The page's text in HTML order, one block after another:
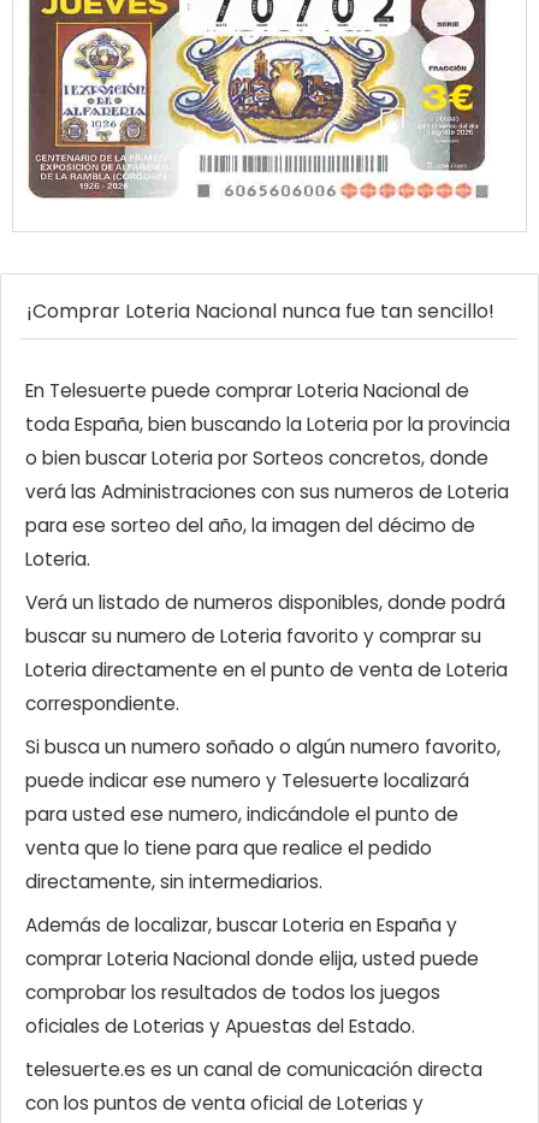
¡Comprar Loteria Nacional nunca fue tan sencillo!
En Telesuerte puede comprar Loteria Nacional de
toda España, bien buscando la Loteria por la provincia
o bien buscar Loteria por Sorteos concretos, donde
verá las Administraciones con sus numeros de Loteria
para ese sorteo del año, la imagen del décimo de
Loteria.
Verá un listado de numeros disponibles, donde podrá
buscar su numero de Loteria favorito y comprar su
Loteria directamente en el punto de venta de Loteria
correspondiente.
Si busca un numero soñado o algún numero favorito,
puede indicar ese numero y Telesuerte localizará
para usted ese numero, indicándole el punto de
venta que lo tiene para que realice el pedido
directamente, sin intermediarios.
Además de localizar, buscar Loteria en España y
comprar Loteria Nacional donde elija, usted puede
comprobar los resultados de todos los juegos
oficiales de Loterias y Apuestas del Estado.
telesuerte.es es un canal de comunicación directa
con los puntos de venta oficial de Loterias y